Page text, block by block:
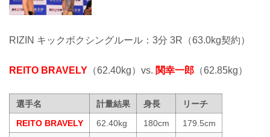
RIZIN キックボクシングルール：3分 3R（63.0kg契約）
REITO BRAVELY （62.40kg）vs. 関幸一郎 （62.85kg）
選手名 計量結果 身長
リーチ
REITO BRAVELY
62.40kg 180cm
179.5cm